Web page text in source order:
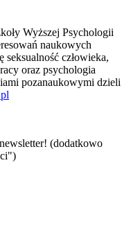
Wyższej Psychologii
naukowych
człowieka,
oraz psychologia
pozanaukowymi dzieli
(dodatkowo